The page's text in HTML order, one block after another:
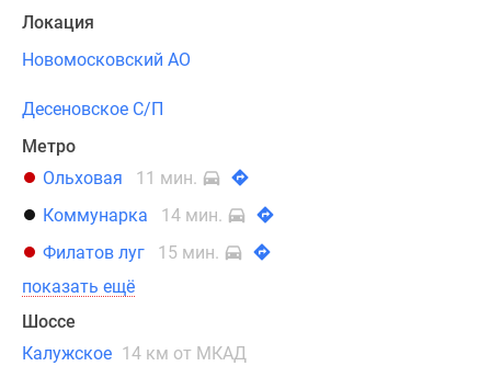
Локация
Новомосковский АО
Десеновское С/П
Метро
Ольховая
11 мин.
Коммунарка
14 мин.
Филатов луг
15 мин.
показать ещё
Шоссе
Калужское 14 км от МКАД